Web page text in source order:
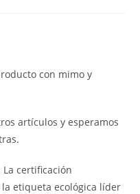
con mimo y
artículos y esperamos
La certificación
la etiqueta ecológica líder